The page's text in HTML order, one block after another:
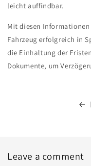
leicht auffindbar.
Mit diesen
Fahrzeug erfolgreich in
die Einhaltung der
Dokumente, um
Leave a comment